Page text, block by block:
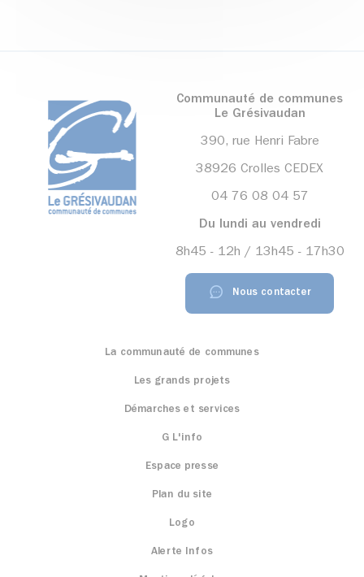
Communauté de communes
Le Grésivaudan
390, rue Henri Fabre
38926 Crolles CEDEX
04 76 08 04 57
Du lundi au vendredi
8h45 - 12h / 13h45 - 17h30
Nous contacter
La communauté de communes
Les grands projets
Démarches et services
G L'info
Espace presse
Plan du site
Logo
Alerte Infos